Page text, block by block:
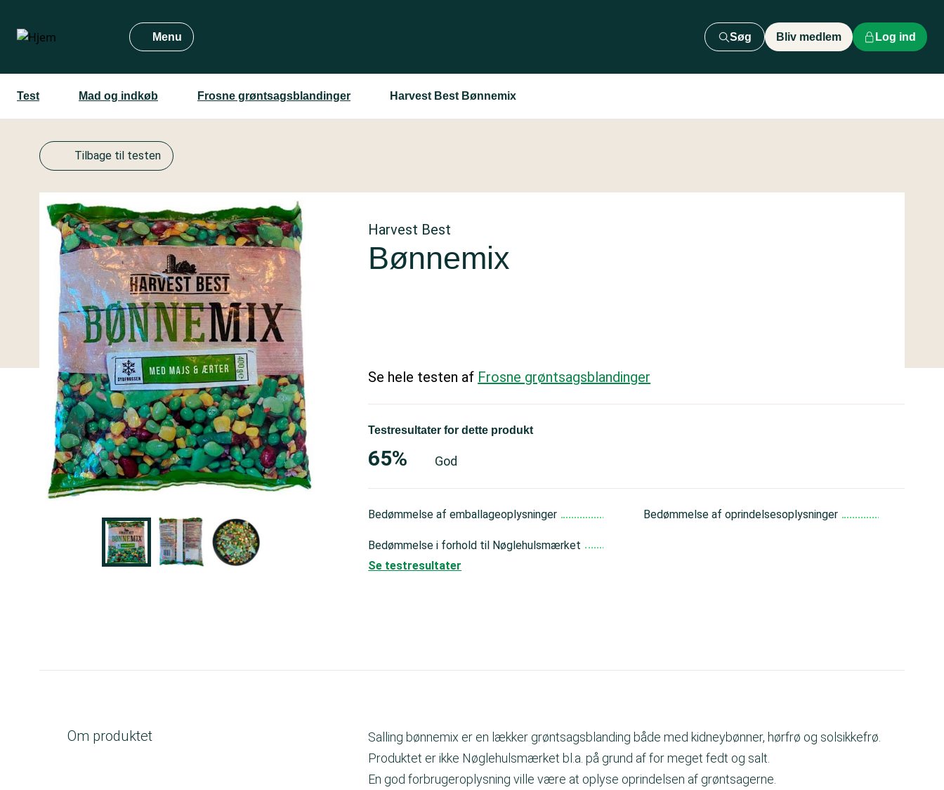
hovedindhold
Menu Søg Bliv medlem Log ind
Test Mad og indkøb Frosne grøntsagsblandinger Harvest Best Bønnemix
Tilbage til testen
Harvest Best
Bønnemix
Se hele testen af Frosne grøntsagsblandinger
Testresultater for dette produkt
65% God
Bedømmelse af emballageoplysninger Meget god
Bedømmelse i forhold til Nøglehulsmærket
Bedømmelse af oprindelsesoplysninger
Se testresultater
Om produktet
Salling bønnemix er en lækker grøntsagsblanding både med kidneybønner, hørfrø og solsikkefrø.
Produktet er ikke Nøglehulsmærket bl.a. på grund af for meget fedt og salt.
En god forbrugeroplysning ville være at oplyse oprindelsen af grøntsagerne.